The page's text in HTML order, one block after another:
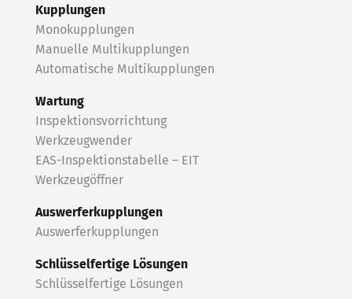
Kupplungen
Monokupplungen
Manuelle Multikupplungen
Automatische Multikupplungen
Wartung
Inspektionsvorrichtung
Werkzeugwender
EAS-Inspektionstabelle – EIT
Werkzeugöffner
Auswerferkupplungen
Auswerferkupplungen
Schlüsselfertige Lösungen
Schlüsselfertige Lösungen